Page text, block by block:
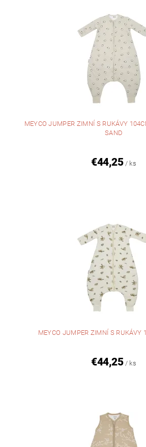
MEYCO JUMPER ZIMNÍ S RUKÁVY
SAND
€44,25 / ks
MEYCO JUMPER ZIMNÍ S RUKÁVY
€44,25 / ks